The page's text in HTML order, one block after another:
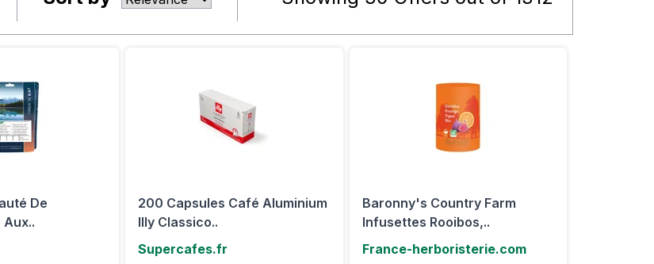
De
200 Capsules Café Aluminium
Illy Classico..
Supercafes.fr
Baronny's Country Farm
Infusettes Rooibos,..
France-herboristerie.com